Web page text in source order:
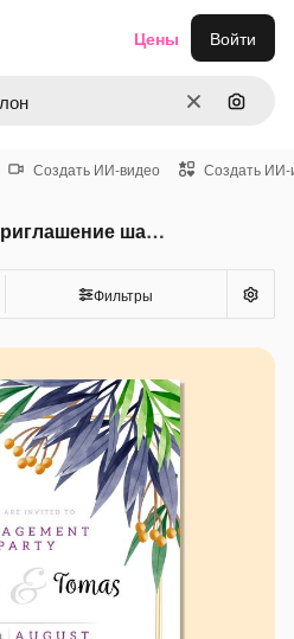
ОчиститьПоиск
Цены Войти
Создать ИИ-видео Создать ИИ-
Векторы По Запросу Приглашение шаблон
Фильтры